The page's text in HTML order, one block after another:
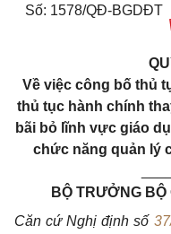
Số: 1578/QĐ-BGDĐT
Về việc công bố thủ
thủ tục hành chính
bãi bỏ lĩnh vực giáo
chức năng quản lý
BỘ TRƯỞNG
Căn cứ Nghị định số